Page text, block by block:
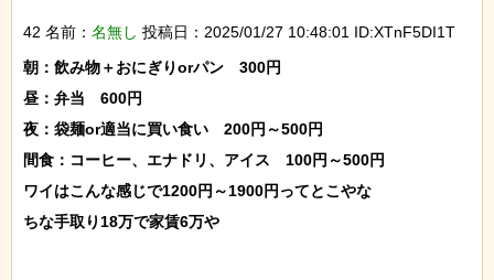
42 名前： 名無し 投稿日：2025/01/27 10:48:01 ID:XTnF5DI1T
朝：飲み物＋おにぎりorパン　300円
昼：弁当　600円
夜：袋麺or適当に買い食い　200円～500円
間食：コーヒー、エナドリ、アイス　100円～500円
ワイはこんな感じで1200円～1900円ってとこやな
ちな手取り18万で家賃6万や